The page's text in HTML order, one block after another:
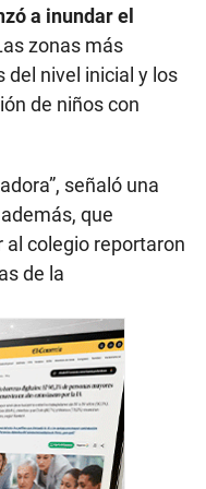
a inundar el
zonas más
nivel inicial y los
de niños con
señaló una
que
colegio reportaron
de la